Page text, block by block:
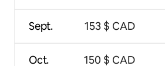
Sept.
Oct.
153 $ CAD
150 $ CAD